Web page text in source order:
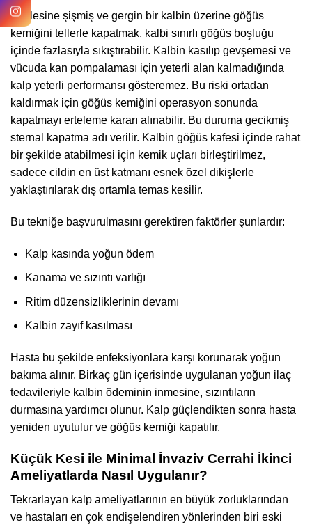
Böylesine şişmiş ve gergin bir kalbin üzerine göğüs
kemiğini tellerle kapatmak, kalbi sınırlı göğüs boşluğu
içinde fazlasıyla sıkıştırabilir. Kalbin kasılıp gevşemesi ve
vücuda kan pompalaması için yeterli alan kalmadığında
kalp yeterli performansı gösteremez. Bu riski ortadan
kaldırmak için göğüs kemiğini operasyon sonunda
kapatmayı erteleme kararı alınabilir. Bu duruma gecikmiş
sternal kapatma adı verilir. Kalbin göğüs kafesi içinde rahat
bir şekilde atabilmesi için kemik uçları birleştirilmez,
sadece cildin en üst katmanı esnek özel dikişlerle
yaklaştırılarak dış ortamla temas kesilir.
Bu tekniğe başvurulmasını gerektiren faktörler şunlardır:
Kalp kasında yoğun ödem
Kanama ve sızıntı varlığı
Ritim düzensizliklerinin devamı
Kalbin zayıf kasılması
Hasta bu şekilde enfeksiyonlara karşı korunarak yoğun
bakıma alınır. Birkaç gün içerisinde uygulanan yoğun ilaç
tedavileriyle kalbin ödeminin inmesine, sızıntıların
durmasına yardımcı olunur. Kalp güçlendikten sonra hasta
yeniden uyutulur ve göğüs kemiği kapatılır.
Küçük Kesi ile Minimal İnvaziv Cerrahi İkinci
Ameliyatlarda Nasıl Uygulanır?
Tekrarlayan kalp ameliyatlarının en büyük zorluklarından
ve hastaları en çok endişelendiren yönlerinden biri eski